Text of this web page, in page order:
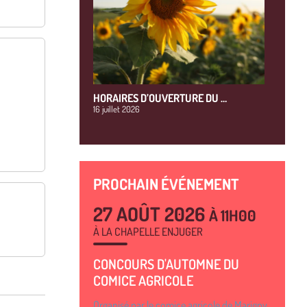
HORAIRES D’OUVERTURE DU …
16 juillet 2026
PROCHAIN ÉVÉNEMENT
27 AOÛT 2026 À 11H00
À LA CHAPELLE ENJUGER
CONCOURS D'AUTOMNE DU
COMICE AGRICOLE